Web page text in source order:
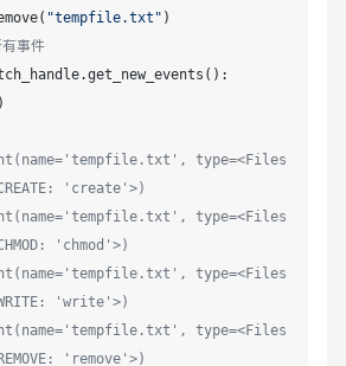
"tempfile.txt"
事件
type=<Files
'create'>)
type=<Files
'chmod'>)
type=<Files
'write'>)
type=<Files
'remove'>)